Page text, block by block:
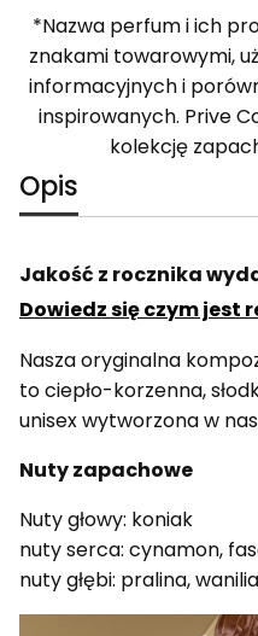
*Nazwa perfum i ich
znakami towarowymi,
informacyjnych i
inspirowanych. Prive
kolekcję
Opis
Jakość z rocznika
Dowiedz się czym jest
Nasza oryginalna
to ciepło-korzenna,
unisex wytworzona w
Nuty zapachowe
Nuty głowy: koniak
nuty serca: cynamon,
nuty głębi: pralina,